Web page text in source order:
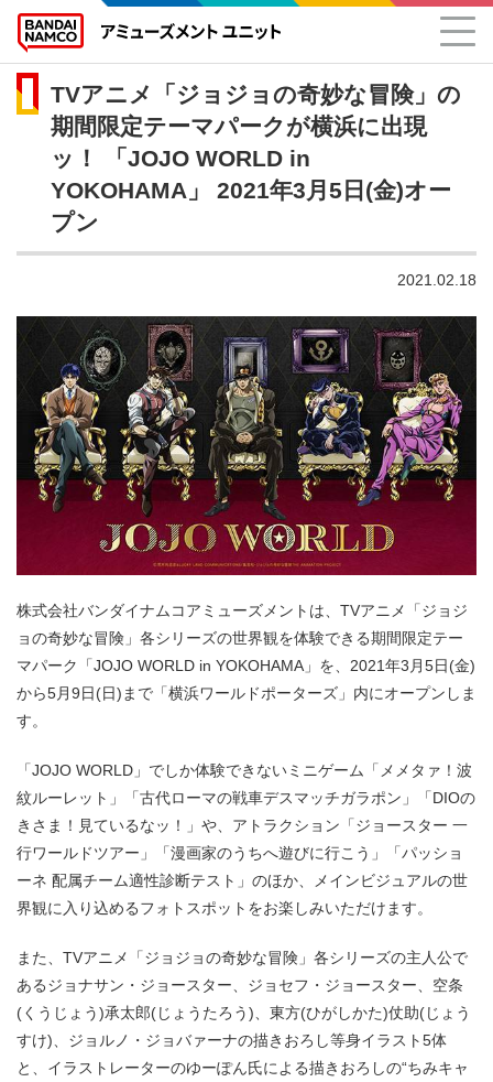
TVアニメ「ジョジョの奇妙な冒険」の
期間限定テーマパークが横浜に出現
ッ！ 「JOJO WORLD in
YOKOHAMA」 2021年3月5日(金)オー
プン
2021.02.18
株式会社バンダイナムコアミューズメントは、TVアニメ「ジョジ
ョの奇妙な冒険」各シリーズの世界観を体験できる期間限定テー
マパーク「JOJO WORLD in YOKOHAMA」を、2021年3月5日(金)
から5月9日(日)まで「横浜ワールドポーターズ」内にオープンしま
す。
「JOJO WORLD」でしか体験できないミニゲーム「メメタァ！波
紋ルーレット」「古代ローマの戦車デスマッチガラポン」「DIOの
きさま！見ているなッ！」や、アトラクション「ジョースター 一
行ワールドツアー」「漫画家のうちへ遊びに行こう」「パッショ
ーネ 配属チーム適性診断テスト」のほか、メインビジュアルの世
界観に入り込めるフォトスポットをお楽しみいただけます。
また、TVアニメ「ジョジョの奇妙な冒険」各シリーズの主人公で
あるジョナサン・ジョースター、ジョセフ・ジョースター、空条
(くうじょう)承太郎(じょうたろう)、東方(ひがしかた)仗助(じょう
すけ)、ジョルノ・ジョバァーナの描きおろし等身イラスト5体
と、イラストレーターのゆーぽん氏による描きおろしの“ちみキャ